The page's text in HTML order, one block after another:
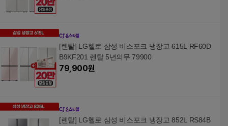
[렌탈] LG헬로 삼성 비스포크 냉장고 615L RF60D
B9KF201 렌탈 5년의무 79900
79,900원
[렌탈] LG헬로 삼성 비스포크 냉장고 852L RS84B